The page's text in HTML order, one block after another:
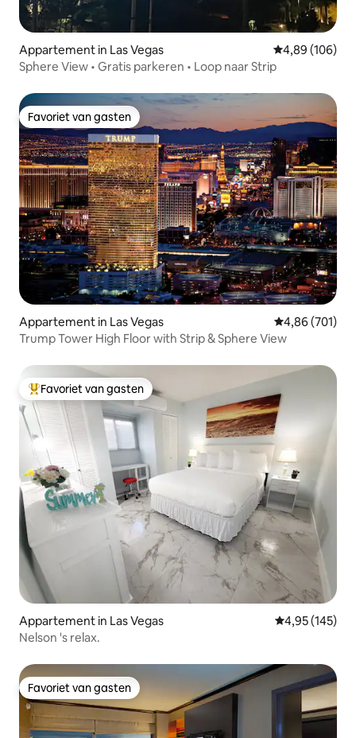
Appartement in Las Vegas Gemiddelde
4,89 (106)
Sphere View • Gratis parkeren • Loop naar Strip
Favoriet van gasten
Favoriet van gasten
Appartement in Las Vegas Gemiddelde
4,86 (701)
Trump Tower High Floor with Strip & Sphere View
Topfavoriet van gasten
Favoriet van gasten
Appartement in Las Vegas Gemiddelde
4,95 (145)
Nelson 's relax.
Favoriet van gasten
Favoriet van gasten